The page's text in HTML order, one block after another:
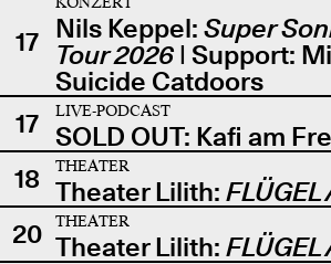
17 Nils Keppel: Super
Tour 2026| Support:
Suicide Catdoors
17
LIVE-PODCAST
SOLD OUT: Kafi am
18
THEATER
Theater Lilith: FLÜGEL
20
THEATER
Theater Lilith: FLÜGEL